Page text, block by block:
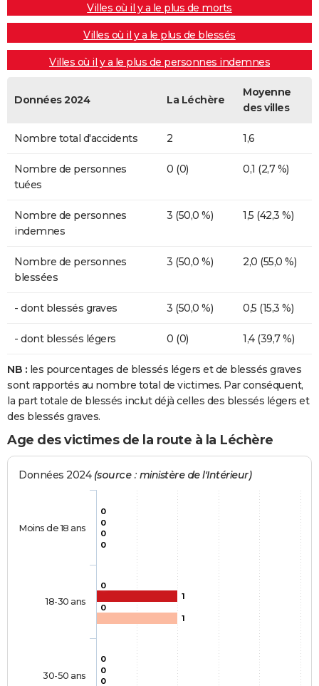
Villes où il y a le plus de morts
Villes où il y a le plus de blessés
Villes où il y a le plus de personnes indemnes
Données 2024 La Léchère
Moyenne
des villes
Nombre total d'accidents 2 1,6
Nombre de personnes
tuées
0 (0) 0,1 (2,7 %)
Nombre de personnes
indemnes
3 (50,0 %) 1,5 (42,3 %)
Nombre de personnes
blessées
3 (50,0 %) 2,0 (55,0 %)
- dont blessés graves 3 (50,0 %) 0,5 (15,3 %)
- dont blessés légers 0 (0) 1,4 (39,7 %)
NB : les pourcentages de blessés légers et de blessés graves
sont rapportés au nombre total de victimes. Par conséquent,
la part totale de blessés inclut déjà celles des blessés légers et
des blessés graves.
Age des victimes de la route à la Léchère
Données 2024 (source : ministère de l'Intérieur)
0
0
0
0
1
0
0
0
0
0
1
Moins de 18 ans
18-30 ans
30-50 ans